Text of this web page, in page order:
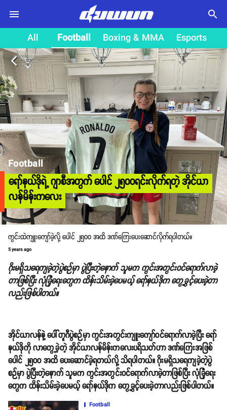
search
All Football Boxing & MMA Esports
arrow_back_ios
Football
ရော်နယ်ဒိုရဲ့ ဂျာစီအတွက် ပေါင် ၂၅၀၀ရင်းလိုက်ရတဲ့ အိုင်ယာ
လန်မိန်းကလေး
ကွင်းထဲကျူးကျော်ခဲ့လို့ ပေါင် ၂၅၀၀ အထိ ဒဏ်ကြေးပေးဆောင်လိုက်ရပါတယ်။
5 years ago
ဂိုးမရှိသရေကျခဲ့တဲ့ပွဲစဉ်မှာ ပွဲပြီးတဲ့နောက် သူမက ကွင်းအတွင်းဝင်ရောက်လာခဲ့
တာဖြစ်ပြီး လုံခြုံရေးတွေက ထိန်းသိမ်းခဲ့ပေမယ့် ရော်နယ်ဒိုက တွေ့ခွင့်ပေးခဲ့တာ
လည်းဖြစ်ပါတယ်။
အိုင်ယာလန်နဲ့ ပေါ်တူဂီပွဲစဉ်မှာ ကွင်းအတွင်းကျူးကျော်ဝင်ရောက်လာခဲ့ပြီး ရော်
နယ်ဒိုကို လာတွေ့ခဲ့တဲ့ အိုင်ယာလန်မိန်းကလေးပရိသတ်ဟာ ဒဏ်ကြေးအဖြစ်
ပေါင် ၂၅၀၀ အထိ ပေးဆောင်ခဲ့ရတယ်လို့ သိရပါတယ်။ ဂိုးမရှိသရေကျခဲ့တဲ့ပွဲ
စဉ်မှာ ပွဲပြီးတဲ့နောက် သူမက ကွင်းအတွင်းဝင်ရောက်လာခဲ့တာဖြစ်ပြီး လုံခြုံရေး
တွေက ထိန်းသိမ်းခဲ့ပေမယ့် ရော်နယ်ဒိုက တွေ့ခွင့်ပေးခဲ့တာလည်းဖြစ်ပါတယ်။
Football